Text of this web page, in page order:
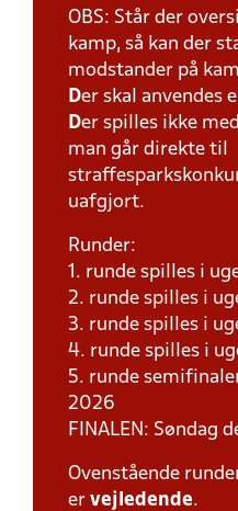
OBS: Står der
kamp, så kan der
modstander på
Der skal anvendes
Der spilles ikke
man går direkte til
uafgjort.
Runder:
1. runde spilles i
2. runde spilles i
3. runde spilles i
4. runde spilles i
5. runde
2026
FINALEN: Søndag
Ovenstående
er vejledende.